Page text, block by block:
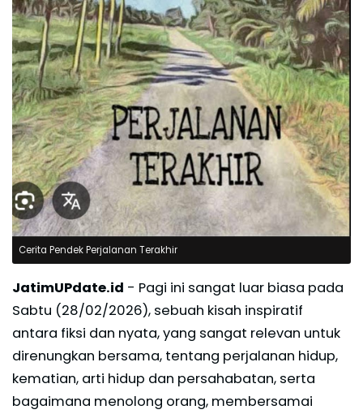
Cerita Pendek Perjalanan Terakhir
JatimUPdate.id - Pagi ini sangat luar biasa pada
Sabtu (28/02/2026), sebuah kisah inspiratif
antara fiksi dan nyata, yang sangat relevan untuk
direnungkan bersama, tentang perjalanan hidup,
kematian, arti hidup dan persahabatan, serta
bagaimana menolong orang, membersamai